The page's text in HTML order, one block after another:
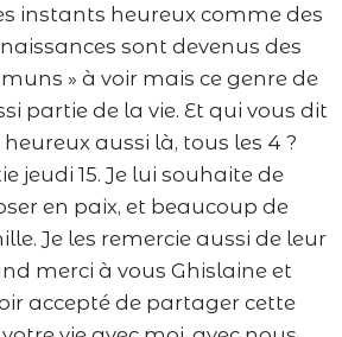
instants heureux comme des
sont devenus des
» à voir mais ce genre de
partie de la vie. Et qui vous dit
aussi là, tous les 4 ?
jeudi 15. Je lui souhaite de
en paix, et beaucoup de
Je les remercie aussi de leur
merci à vous Ghislaine et
accepté de partager cette